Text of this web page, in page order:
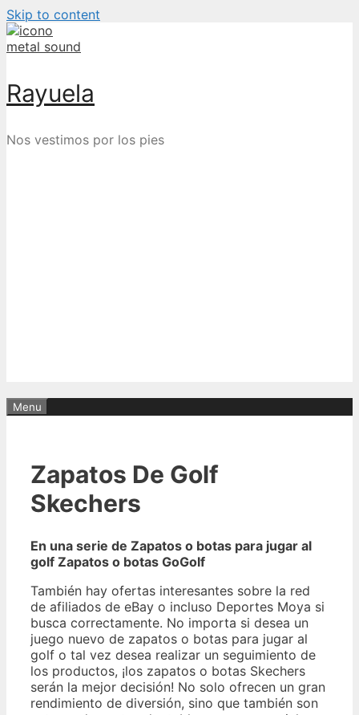
Skip to content
Rayuela
Nos vestimos por los pies
Menu
Zapatos De Golf
Skechers
En una serie de Zapatos o botas para jugar al
golf Zapatos o botas GoGolf
También hay ofertas interesantes sobre la red
de afiliados de eBay o incluso Deportes Moya si
busca correctamente. No importa si desea un
juego nuevo de zapatos o botas para jugar al
golf o tal vez desea realizar un seguimiento de
los productos, ¡los zapatos o botas Skechers
serán la mejor decisión! No solo ofrecen un gran
rendimiento de diversión, sino que también son